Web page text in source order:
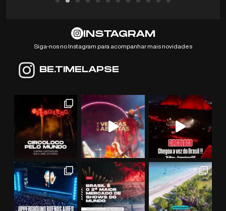
INSTAGRAM
Siga-nos no Instagram para acompanhar mais novidades
BE.TIMELAPSE